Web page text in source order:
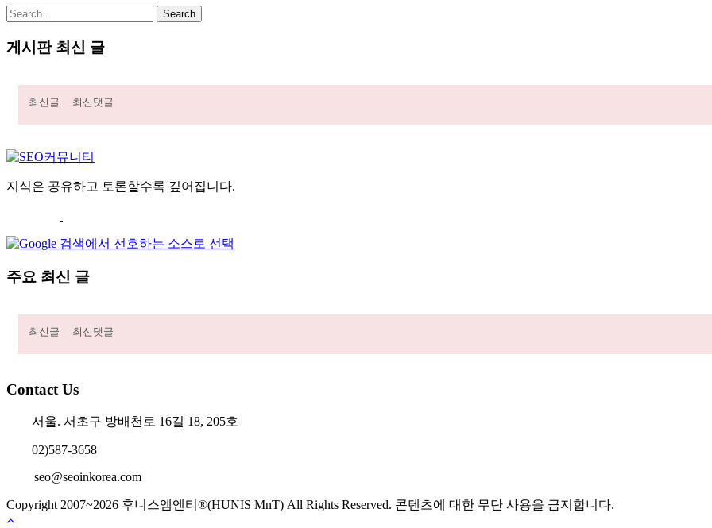
게시판 최신 글
최신글 최신댓글
지식은 공유하고 토론할수록 깊어집니다.
주요 최신 글
최신글 최신댓글
Contact Us
서울. 서초구 방배천로 16길 18, 205호
02)587-3658
seo@seoinkorea.com
Copyright 2007~2026 후니스엠엔티®(HUNIS MnT) All Rights Reserved. 콘텐츠에 대한 무단 사용을 금지합니다.